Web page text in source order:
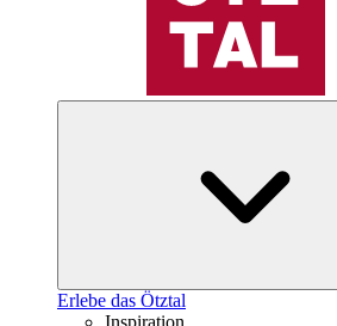
Erlebe das Ötztal
Inspiration